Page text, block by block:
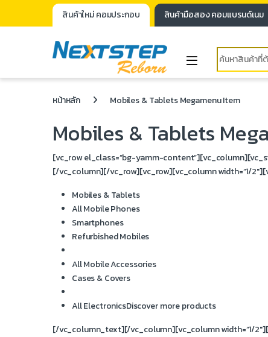
สินค้าใหม่ คอมประกอบ สินค้ามือสอง คอมแบรนด์เนม
หน้าหลัก Mobiles & Tablets Megamenu Item
Mobiles & Tablets
[vc_row el_class=”bg-yamm-
[/vc_column][/vc_row][vc_row][vc_column width=”1/
Mobiles & Tablets
All Mobile Phones
Smartphones
Refurbished Mobiles
All Mobile Accessories
Cases & Covers
All ElectronicsDiscover more products
[/vc_column_text][/vc_column][vc_column width=”1/